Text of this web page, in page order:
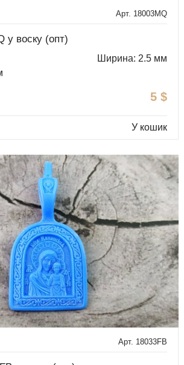
Арт. 18003MQ
у воску (опт)
Ширина: 2.5 мм
5 $
У кошик
Арт. 18033FB